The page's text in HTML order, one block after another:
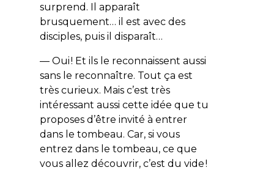
surprend. Il apparaît
brusquement… il est avec des
disciples, puis il disparaît…
— Oui ! Et ils le reconnaissent aussi
sans le reconnaître. Tout ça est
très curieux. Mais c’est très
intéressant aussi cette idée que tu
proposes d’être invité à entrer
dans le tombeau. Car, si vous
entrez dans le tombeau, ce que
vous allez découvrir, c’est du vide !